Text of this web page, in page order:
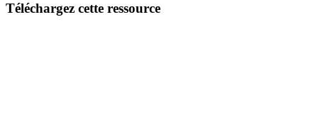
Téléchargez cette ressource